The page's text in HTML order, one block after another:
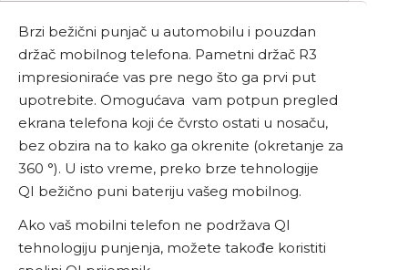
Brzi bežični punjač u automobilu i pouzdan
držač mobilnog telefona. Pametni držač R3
impresioniraće vas pre nego što ga prvi put
upotrebite. Omogućava vam potpun pregled
ekrana telefona koji će čvrsto ostati u nosaču,
bez obzira na to kako ga okrenite (okretanje za
360 °). U isto vreme, preko brze tehnologije
QI bežično puni bateriju vašeg mobilnog.
Ako vaš mobilni telefon ne podržava QI
tehnologiju punjenja, možete takođe koristiti